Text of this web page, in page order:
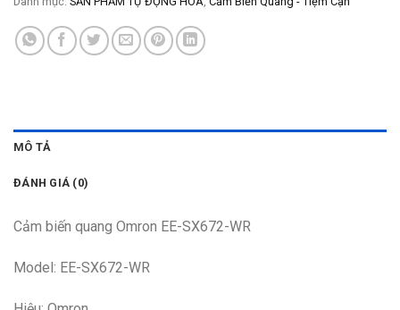
MÔ TẢ
ĐÁNH GIÁ (0)
Cảm biến quang Omron EE-SX672-WR
Model: EE-SX672-WR